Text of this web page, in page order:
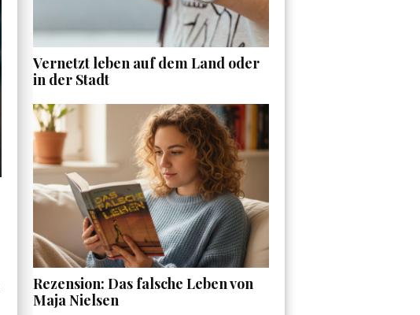
Vernetzt leben auf dem Land oder
in der Stadt
Rezension: Das falsche Leben von
Maja Nielsen